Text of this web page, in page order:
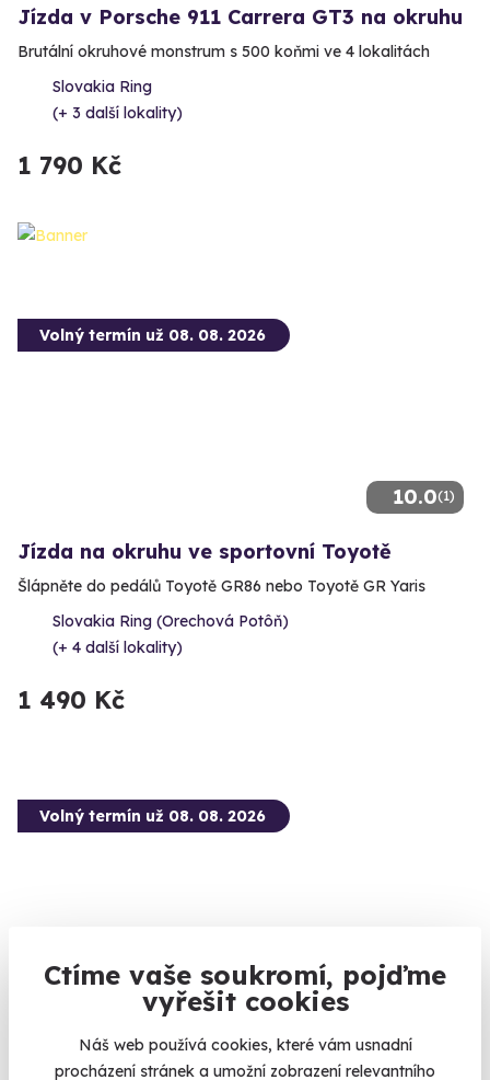
Ctíme vaše soukromí, pojďme
vyřešit cookies
Náš web používá cookies, které vám usnadní
procházení stránek a umožní zobrazení relevantního
Jízda v Porsche 911 Carrera GT3 na okruhu
Brutální okruhové monstrum s 500 koňmi ve 4 lokalitách
Slovakia Ring
(+ 3 další lokality)
1 790 Kč
10.0(1)
Volný termín už 08. 08. 2026
Jízda na okruhu ve sportovní Toyotě
Šlápněte do pedálů Toyotě GR86 nebo Toyotě GR Yaris
Slovakia Ring (Orechová Potôň)
(+ 4 další lokality)
1 490 Kč
7.0(1)
Volný termín už 08. 08. 2026
Jízda v Hyundai na okruhu
Vyzkoušejte Hyundai i20 N či i30 N v plné síle